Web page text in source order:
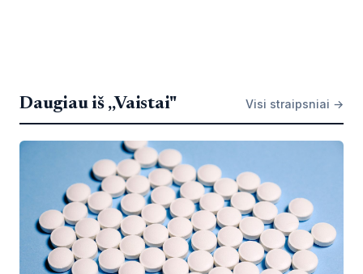
Daugiau iš „Vaistai" Visi straipsniai →